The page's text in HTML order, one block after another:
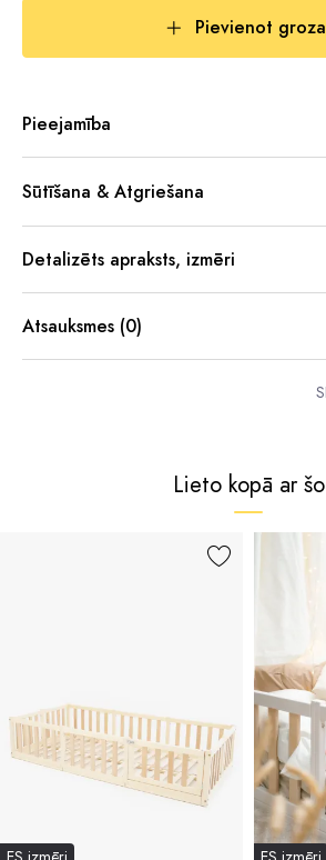
Pievienot
Pieejamība
Sūtīšana & Atgriešana
Detalizēts apraksts, izmēri
Atsauksmes (0)
Lieto kopā ar šo